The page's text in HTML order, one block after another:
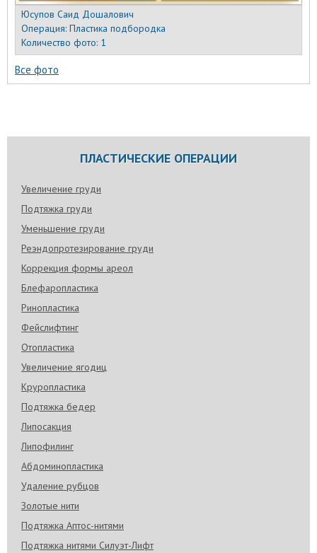
Юсупов Саид Дошалович
Операция:Пластика подбородка
Количество фото: 1
Все фото
ПЛАСТИЧЕСКИЕ ОПЕРАЦИИ
Увеличение груди
Подтяжка груди
Уменьшение груди
Реэндопротезирование груди
Коррекция формы ареол
Блефаропластика
Ринопластика
Фейслифтинг
Отопластика
Увеличение ягодиц
Круропластика
Подтяжка бедер
Липосакция
Липофилинг
Абдоминопластика
Удаление рубцов
Золотые нити
Подтяжка Аптос-нитями
Подтяжка нитями Силуэт-Лифт